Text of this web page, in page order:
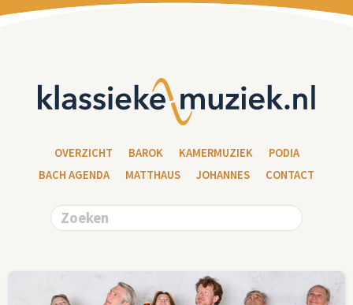
OVERZICHT BAROK KAMERMUZIEK
PODIA
BACH AGENDA
MATTHAUS JOHANNES CONTACT